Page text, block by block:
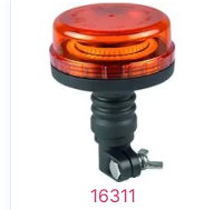
16311